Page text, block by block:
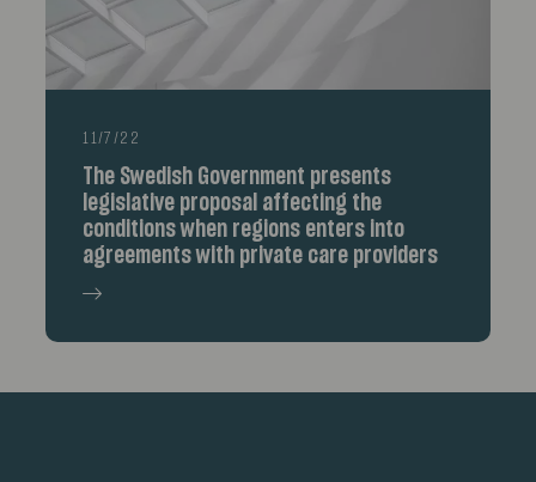
11/7/22
The Swedish Government presents
legislative proposal affecting the
conditions when regions enters into
agreements with private care providers